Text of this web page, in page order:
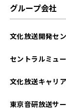
グループ会社
文化放送開発セ
セントラルミュ
文化放送キャリ
東京音研放送サ